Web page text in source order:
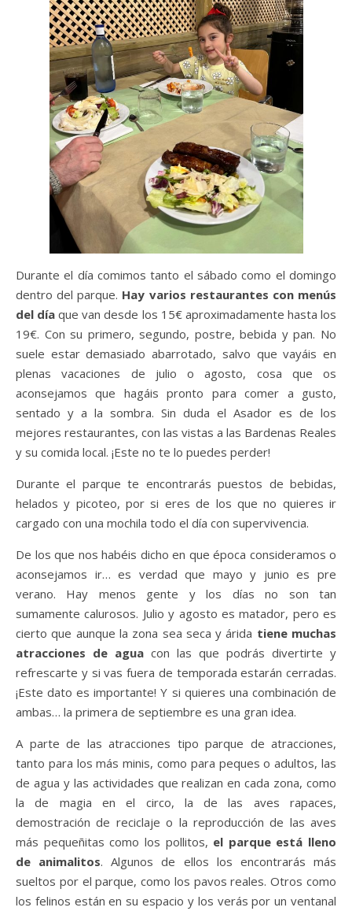
Durante el día comimos tanto el sábado como el domingo
dentro del parque. Hay varios restaurantes con menús
del día que van desde los 15€ aproximadamente hasta los
19€. Con su primero, segundo, postre, bebida y pan. No
suele estar demasiado abarrotado, salvo que vayáis en
plenas vacaciones de julio o agosto, cosa que os
aconsejamos que hagáis pronto para comer a gusto,
sentado y a la sombra. Sin duda el Asador es de los
mejores restaurantes, con las vistas a las Bardenas Reales
y su comida local. ¡Este no te lo puedes perder!
Durante el parque te encontrarás puestos de bebidas,
helados y picoteo, por si eres de los que no quieres ir
cargado con una mochila todo el día con supervivencia.
De los que nos habéis dicho en que época consideramos o
aconsejamos ir… es verdad que mayo y junio es pre
verano. Hay menos gente y los días no son tan
sumamente calurosos. Julio y agosto es matador, pero es
cierto que aunque la zona sea seca y árida tiene muchas
atracciones de agua con las que podrás divertirte y
refrescarte y si vas fuera de temporada estarán cerradas.
¡Este dato es importante! Y si quieres una combinación de
ambas… la primera de septiembre es una gran idea.
A parte de las atracciones tipo parque de atracciones,
tanto para los más minis, como para peques o adultos, las
de agua y las actividades que realizan en cada zona, como
la de magia en el circo, la de las aves rapaces,
demostración de reciclaje o la reproducción de las aves
más pequeñitas como los pollitos, el parque está lleno
de animalitos. Algunos de ellos los encontrarás más
sueltos por el parque, como los pavos reales. Otros como
los felinos están en su espacio y los verás por un ventanal